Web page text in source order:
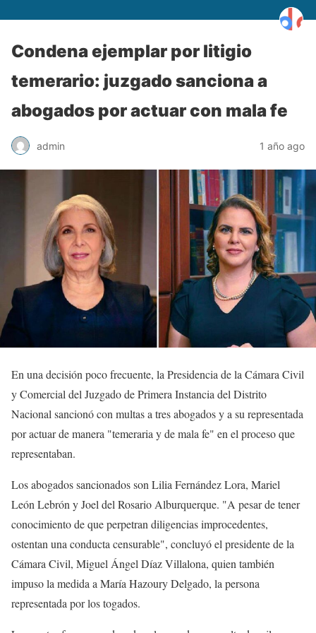
Condena ejemplar por litigio
temerario: juzgado sanciona a
abogados por actuar con mala fe
admin 1 año ago
En una decisión poco frecuente, la Presidencia de la Cámara Civil
y Comercial del Juzgado de Primera Instancia del Distrito
Nacional sancionó con multas a tres abogados y a su representada
por actuar de manera "temeraria y de mala fe" en el proceso que
representaban.
Los abogados sancionados son Lilia Fernández Lora, Mariel
León Lebrón y Joel del Rosario Alburquerque. "A pesar de tener
conocimiento de que perpetran diligencias improcedentes,
ostentan una conducta censurable", concluyó el presidente de la
Cámara Civil, Miguel Ángel Díaz Villalona, quien también
impuso la medida a María Hazoury Delgado, la persona
representada por los togados.